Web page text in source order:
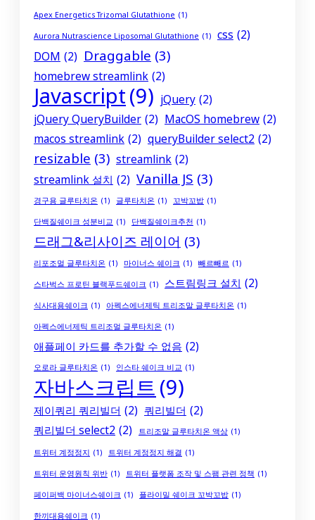
Apex Energetics Trizomal Glutathione (1)
Aurora Nutrascience Liposomal Glutathione (1) css (2)
DOM (2) Draggable (3)
homebrew streamlink (2)
Javascript(9) jQuery (2)
jQuery QueryBuilder (2) MacOS homebrew (2)
macos streamlink (2) queryBuilder select2 (2)
resizable (3) streamlink (2)
streamlink 설치 (2) Vanilla JS (3)
경구용 글루타치온 (1) 글루타치온 (1) 꼬박꼬밥 (1)
단백질쉐이크 성분비교 (1) 단백질쉐이크추천 (1)
드래그&리사이즈 레이어 (3)
리포조멀 글루타치온 (1) 마이너스 쉐이크 (1) 빼르빼르 (1)
스타벅스 프로틴 블랙푸드쉐이크 (1) 스트림링크 설치 (2)
식사대용쉐이크 (1) 아펙스에너제틱 트리조말 글루타치온 (1)
아펙스에너제틱 트리조멀 글루타치온 (1)
애플페이 카드를 추가할 수 없음 (2)
오로라 글루타치온 (1) 인스타 쉐이크 비교 (1)
자바스크립트 (9)
제이쿼리 쿼리빌더 (2) 쿼리빌더 (2)
쿼리빌더 select2 (2) 트리조말 글루타치온 액상 (1)
트위터 계정정지 (1) 트위터 계정정지 해결 (1)
트위터 운영원칙 위반 (1) 트위터 플랫폼 조작 및 스팸 관련 정책 (1)
페이퍼백 마이너스쉐이크 (1) 플라이밀 쉐이크 꼬박꼬밥 (1)
한끼대용쉐이크 (1)